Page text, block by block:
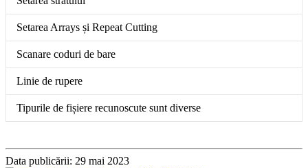
Setarea Arrays și Repeat Cutting
Scanare coduri de bare
Linie de rupere
Tipurile de fișiere recunoscute sunt diverse
Data publicării: 29 mai 2023